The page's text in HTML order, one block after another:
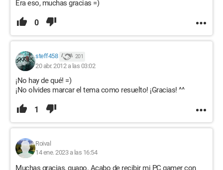
Era eso, muchas gracias =)
0
steff458 201
20 abr. 2012 a las 03:02
¡No hay de qué! =)
¡No olvides marcar el tema como resuelto! ¡Gracias! ^^
1
Roival
14 ene. 2023 a las 16:54
Muchas gracias, guapo. Acabo de recibir mi PC gamer con